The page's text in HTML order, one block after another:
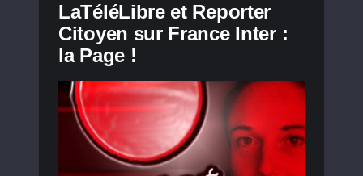
LaTéléLibre et Reporter
Citoyen sur France Inter :
la Page !